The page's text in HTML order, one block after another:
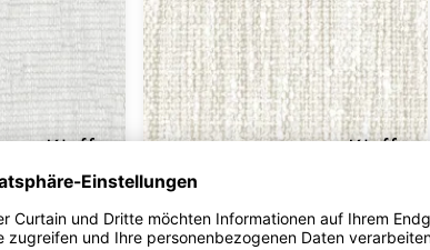
KIEFFER
Tweed DecoloreIvory